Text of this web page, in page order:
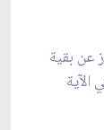
عن بقية
الآية